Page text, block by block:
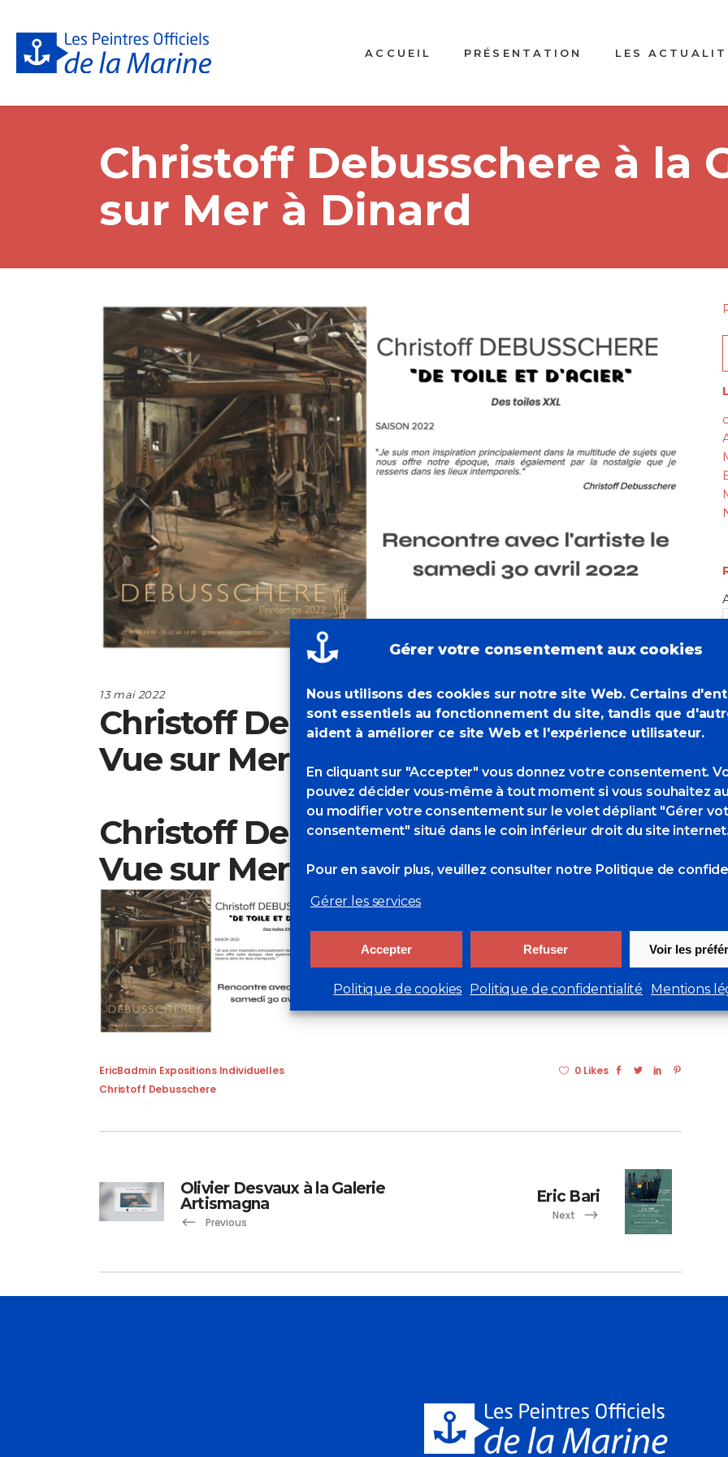
Gérer votre consentement aux cookies
Nous utilisons des cookies sur notre site Web. Certains
sont essentiels au fonctionnement du site, tandis que
aident à améliorer ce site Web et l'expérience utilisateur.
En cliquant sur "Accepter" vous donnez votre consentement.
pouvez décider vous-même à tout moment si vous souhaitez
ou modifier votre consentement sur le volet dépliant "Gérer
consentement" situé dans le coin inférieur droit du site internet.
Pour en savoir plus, veuillez consulter notre Politique de
Gérer les services
Accepter Refuser Voir les
Politique de cookies Politique de confidentialité Mentions
ACCUEIL PRÉSENTATION LES
Christoff Debusschere à la
sur Mer à Dinard
13 mai 2022
Christoff Debusschere à la Galerie
Vue sur Mer à Dinard
Christoff Debusschere à la Galerie
Vue sur Mer à Dinard – 2022
EricBadmin Expositions Individuelles
Christoff Debusschere
0 Likes
Olivier Desvaux à la Galerie
Artismagna
Previous
Eric Bari
Next